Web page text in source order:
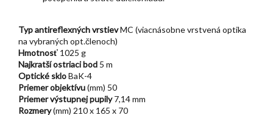
Typ antireflexných vrstievMC (viacnásobne vrstvená optika
na vybraných opt.členoch)
Hmotnosť 1025 g
Najkratší ostriaci bod 5 m
Optické skloBaK-4
Priemer objektívu(mm) 50
Priemer výstupnej pupily7,14 mm
Rozmery(mm) 210 x 165 x 70